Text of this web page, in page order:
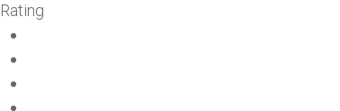
Rating